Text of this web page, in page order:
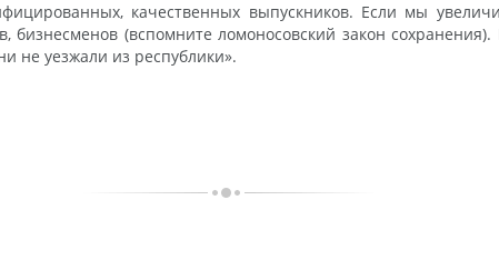
качественных выпускников. Если мы
(вспомните ломоносовский закон
не уезжали из республики».